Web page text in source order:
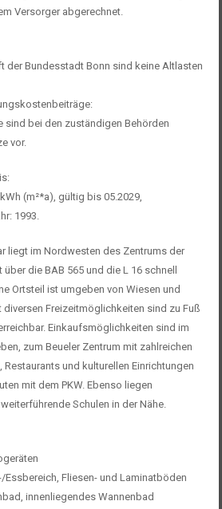
Versorger abgerechnet.
der Bundesstadt Bonn sind keine Altlasten
sind bei den zuständigen Behörden
vor.
(m²*a), gültig bis 05.2029,
1993.
liegt im Nordwesten des Zentrums der
die BAB 565 und die L 16 schnell
Ortsteil ist umgeben von Wiesen und
diversen Freizeitmöglichkeiten sind zu Fuß
Einkaufsmöglichkeiten sind im
zum Beueler Zentrum mit zahlreichen
und kulturellen Einrichtungen
mit dem PKW. Ebenso liegen
Schulen in der Nähe.
Fliesen- und Laminatböden
innenliegendes Wannenbad